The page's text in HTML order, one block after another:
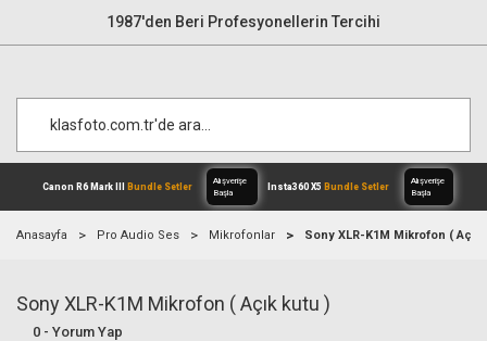
1987'den Beri Profesyonellerin Tercihi
Canon R6 Mark IIIBundle Setler
Anasayfa Pro Audio Ses Mikrofonlar Sony XLR-K1M Mikrofon ( Açık
Sony XLR-K1M Mikrofon ( Açık kutu )
0 - Yorum Yap